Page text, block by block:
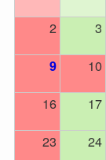
2
3
9 10
16
17
23
24